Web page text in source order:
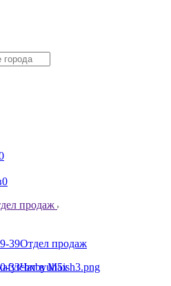
0
продаж
39Отдел продаж
33Чат в Max